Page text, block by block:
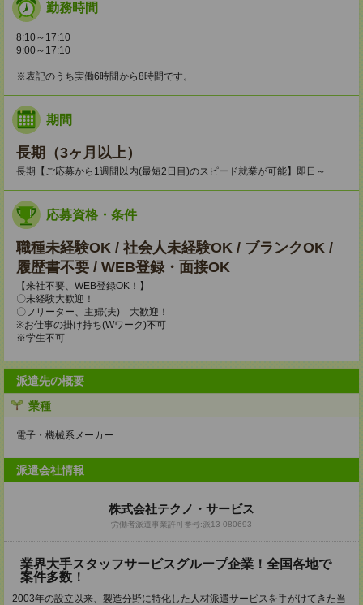
勤務時間
8:10～17:10
9:00～17:10
※表記のうち実働6時間から8時間です。
期間
長期（3ヶ月以上）
長期【ご応募から1週間以内(最短2日目)のスピード就業が可能】即日～
応募資格・条件
職種未経験OK / 社会人未経験OK / ブランクOK /
履歴書不要 / WEB登録・面接OK
【来社不要、WEB登録OK！】
〇未経験大歓迎！
〇フリーター、主婦(夫) 大歓迎！
※お仕事の掛け持ち(Wワーク)不可
※学生不可
派遣先の概要
業種
電子・機械系メーカー
派遣会社情報
株式会社テクノ・サービス
労働者派遣事業許可番号:派13-080693
業界大手スタッフサービスグループ企業！全国各地で
案件多数！
2003年の設立以来、製造分野に特化した人材派遣サービスを手がけてきた当